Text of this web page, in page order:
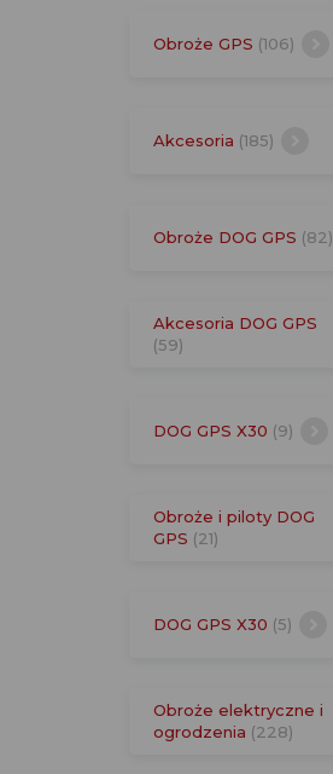
Obroże GPS (106)
Akcesoria (185)
Obroże DOG GPS (82)
Akcesoria DOG GPS
(59)
DOG GPS X30 (9)
Obroże i piloty DOG
GPS (21)
DOG GPS X30 (5)
Obroże elektryczne i
ogrodzenia (228)